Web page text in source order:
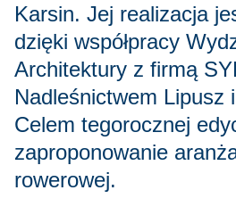
Karsin. Jej realizacja
dzięki współpracy
Architektury z firmą
Nadleśnictwem Lipusz
Celem tegorocznej
zaproponowanie
rowerowej.